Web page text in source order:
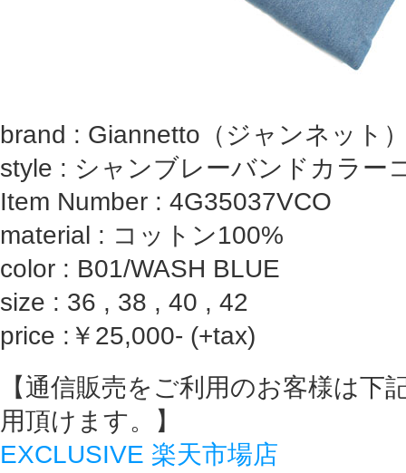
brand : Giannetto（ジャンネット
style : シャンブレーバンドカラー
Item Number : 4G35037VCO
material : コットン100%
color : B01/WASH BLUE
size : 36 , 38 , 40 , 42
price :￥25,000- (+tax)
【通信販売をご利用のお客様は下
用頂けます。】
EXCLUSIVE 楽天市場店